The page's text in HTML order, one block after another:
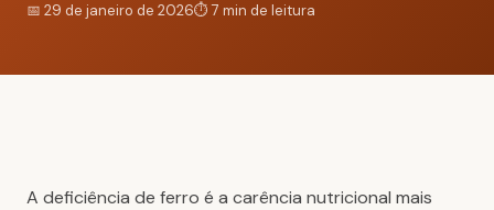
📅 29 de janeiro de 2026⏱️ 7 min de leitura
A deficiência de ferro é a carência nutricional mais